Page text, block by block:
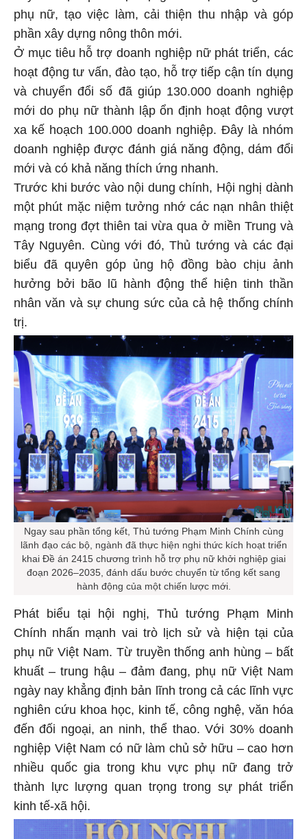
phụ nữ, tạo việc làm, cải thiện thu nhập và góp
phần xây dựng nông thôn mới.
Ở mục tiêu hỗ trợ doanh nghiệp nữ phát triển, các
hoạt động tư vấn, đào tạo, hỗ trợ tiếp cận tín dụng
và chuyển đổi số đã giúp 130.000 doanh nghiệp
mới do phụ nữ thành lập ổn định hoạt động vượt
xa kế hoạch 100.000 doanh nghiệp. Đây là nhóm
doanh nghiệp được đánh giá năng động, dám đổi
mới và có khả năng thích ứng nhanh.
Trước khi bước vào nội dung chính, Hội nghị dành
một phút mặc niệm tưởng nhớ các nạn nhân thiệt
mạng trong đợt thiên tai vừa qua ở miền Trung và
Tây Nguyên. Cùng với đó, Thủ tướng và các đại
biểu đã quyên góp ủng hộ đồng bào chịu ảnh
hưởng bởi bão lũ hành động thể hiện tinh thần
nhân văn và sự chung sức của cả hệ thống chính
trị.
Ngay sau phần tổng kết, Thủ tướng Phạm Minh Chính cùng
lãnh đạo các bộ, ngành đã thực hiện nghi thức kích hoạt triển
khai Đề án 2415 chương trình hỗ trợ phụ nữ khởi nghiệp giai
đoạn 2026–2035, đánh dấu bước chuyển từ tổng kết sang
hành động của một chiến lược mới.
Phát biểu tại hội nghị, Thủ tướng Phạm Minh
Chính nhấn mạnh vai trò lịch sử và hiện tại của
phụ nữ Việt Nam. Từ truyền thống anh hùng – bất
khuất – trung hậu – đảm đang, phụ nữ Việt Nam
ngày nay khẳng định bản lĩnh trong cả các lĩnh vực
nghiên cứu khoa học, kinh tế, công nghệ, văn hóa
đến đối ngoại, an ninh, thể thao. Với 30% doanh
nghiệp Việt Nam có nữ làm chủ sở hữu – cao hơn
nhiều quốc gia trong khu vực phụ nữ đang trở
thành lực lượng quan trọng trong sự phát triển
kinh tế-xã hội.